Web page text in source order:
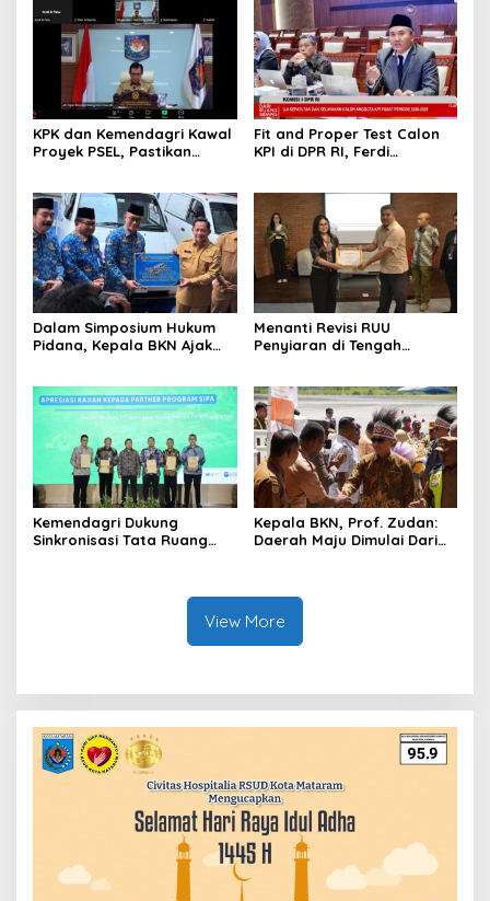
KPK dan Kemendagri Kawal
Proyek PSEL, Pastikan
Lingkungan
Fit and Proper Test Calon
KPI di DPR RI, Ferdi
Menuju Ekosistem
Penyiaran yang Adaptif
Dalam Simposium Hukum
Pidana, Kepala BKN Ajak
di Birokrasi
Menanti Revisi RUU
Penyiaran di Tengah
Jadi “Messi dan Ronaldo”
Legislasi
Kemendagri Dukung
Sinkronisasi Tata Ruang
Kepala BKN, Prof. Zudan:
Daerah Maju Dimulai Dari
View More